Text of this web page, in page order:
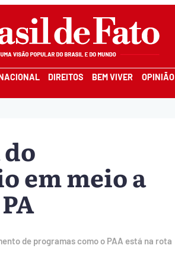
DIREITOS BEM VIVER OPINIÃO
em meio a
de programas como o PAA está na rota